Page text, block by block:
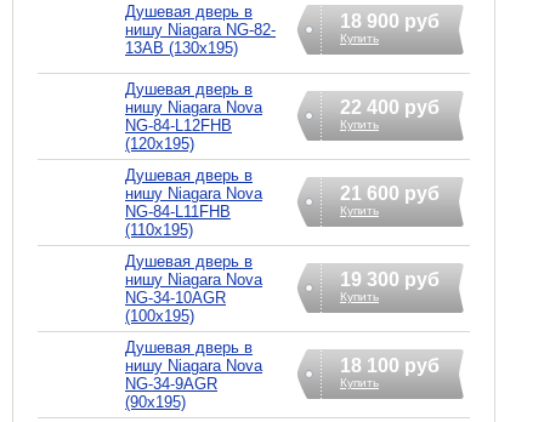
Душевая дверь в
нишу Niagara NG-82-
13AB (130х195)
18 900 руб
Купить
Душевая дверь в
нишу Niagara Nova
NG-84-L12FHB
(120х195)
22 400 руб
Купить
Душевая дверь в
нишу Niagara Nova
NG-84-L11FHB
(110х195)
21 600 руб
Купить
Душевая дверь в
нишу Niagara Nova
NG-34-10AGR
(100х195)
19 300 руб
Купить
Душевая дверь в
нишу Niagara Nova
NG-34-9AGR
(90х195)
18 100 руб
Купить